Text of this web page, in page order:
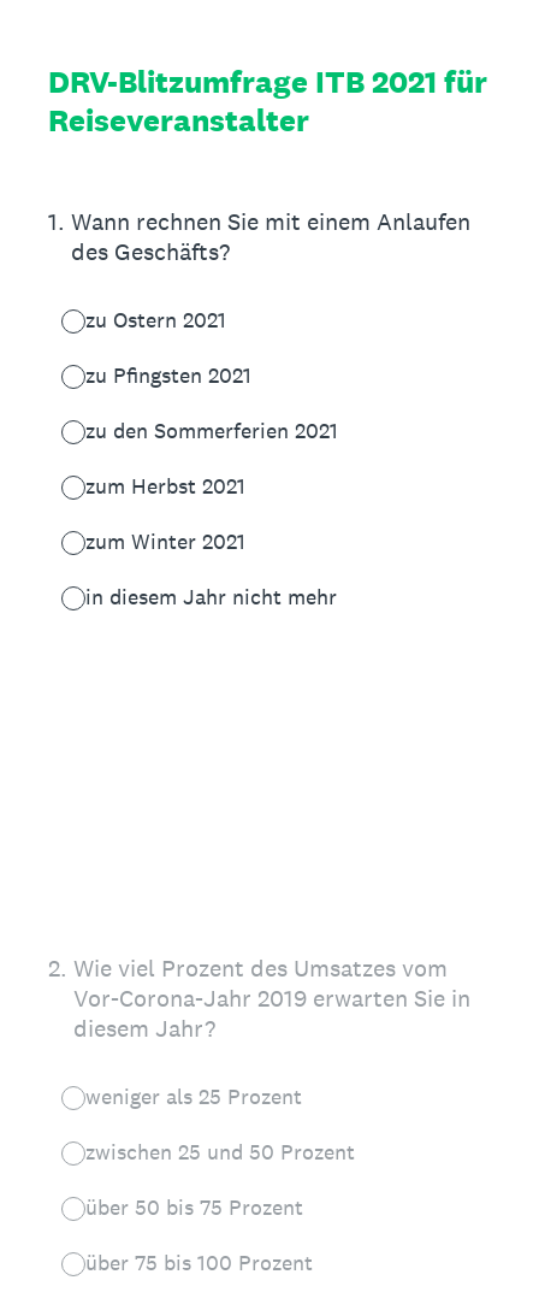
DRV-Blitzumfrage ITB 2021 für
Reiseveranstalter
1. Wann rechnen Sie mit einem Anlaufen
des Geschäfts?
zu Ostern 2021
zu Pfingsten 2021
zu den Sommerferien 2021
zum Herbst 2021
zum Winter 2021
in diesem Jahr nicht mehr
2. Wie viel Prozent des Umsatzes vom
Vor-Corona-Jahr 2019 erwarten Sie in
diesem Jahr?
weniger als 25 Prozent
zwischen 25 und 50 Prozent
über 50 bis 75 Prozent
über 75 bis 100 Prozent